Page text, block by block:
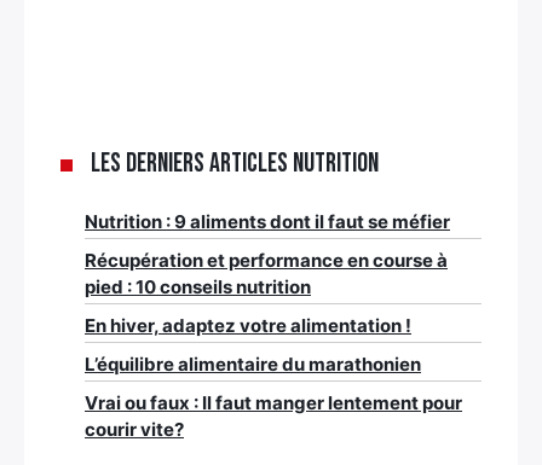
Les derniers articles nutrition
Nutrition : 9 aliments dont il faut se méfier
Récupération et performance en course à
pied : 10 conseils nutrition
En hiver, adaptez votre alimentation !
L’équilibre alimentaire du marathonien
Vrai ou faux : Il faut manger lentement pour
courir vite?